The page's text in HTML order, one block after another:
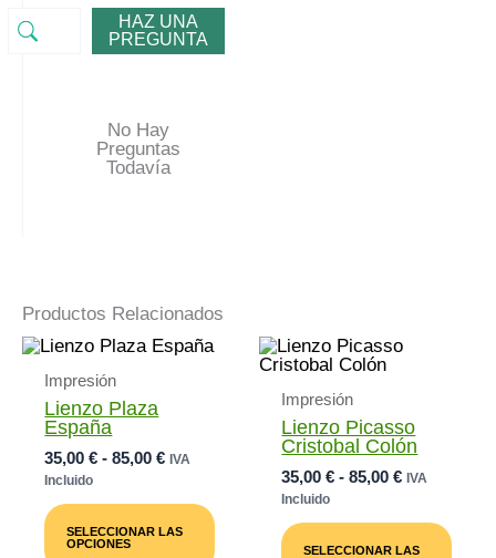
HAZ UNA
PREGUNTA
No Hay
Preguntas
Todavía
Productos Relacionados
Impresión
Lienzo Plaza
España
35,00€ - 85,00€Rango
Desde
35,00 €
IVA
Incluido
SELECCIONAR LAS
OPCIONES
Producto
Impresión
Lienzo Picasso
Cristobal Colón
35,00€ - 85,00€Rango
Desde
IVA
Incluido
SELECCIONAR LAS